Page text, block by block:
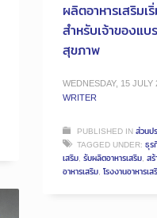
ผลิตอาหารเสริมเ
สำหรับเจ้าของแ
สุขภาพ
WEDNESDAY, 15 JULY
WRITER
PUBLISHED INส่วนป
TAGGED UNDER: ธุร
เสริม, รับผลิตอาหารเสริม, ส
อาหารเสริม, โรงงานอาหารเส